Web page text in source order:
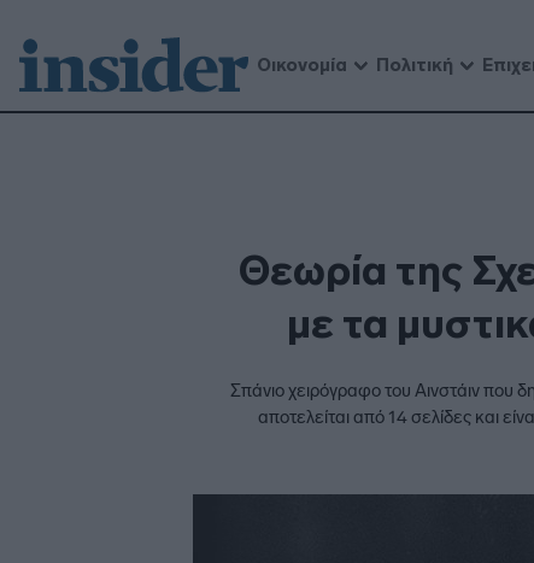
Οικονομία Πολιτική
Θεωρία της
με τα
Σπάνιο χειρόγραφο του Αινστάιν που
αποτελείται από 14 σελίδες και